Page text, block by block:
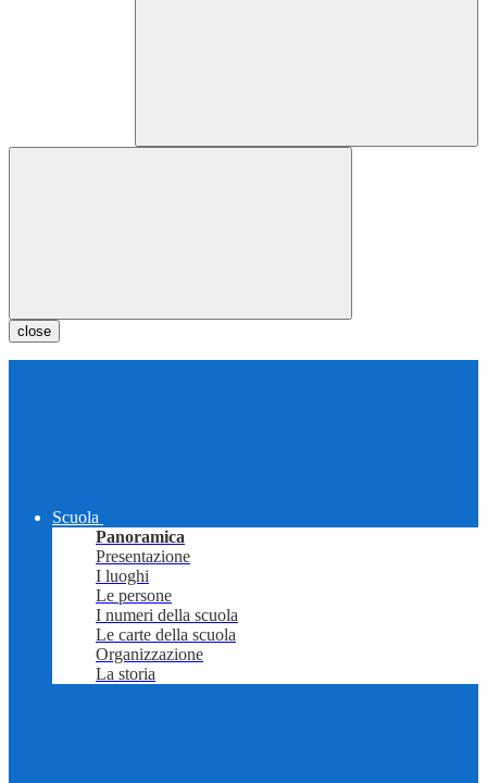
close
Scuola
Panoramica
Presentazione
I luoghi
Le persone
I numeri della scuola
Le carte della scuola
Organizzazione
La storia